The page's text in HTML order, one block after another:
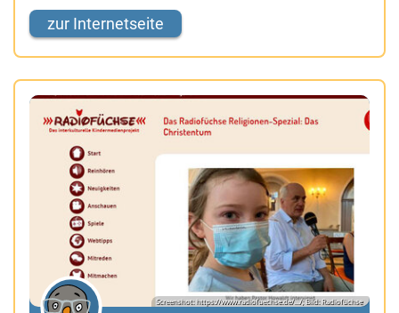
zur Internetseite
Screenshot: https://www.radiofuechse.de/.../; Bild: Radiofüchse